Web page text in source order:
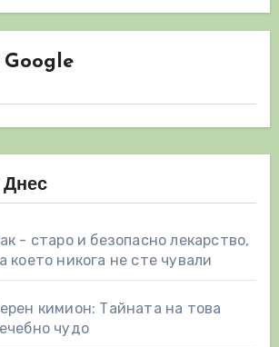
Днес
- старо и безопасно лекарство,
което никога не сте чували
кимион: Тайната на това
чудо